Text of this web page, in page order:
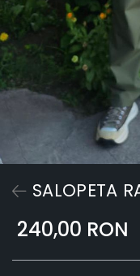
SALOPETA
240,00 RON